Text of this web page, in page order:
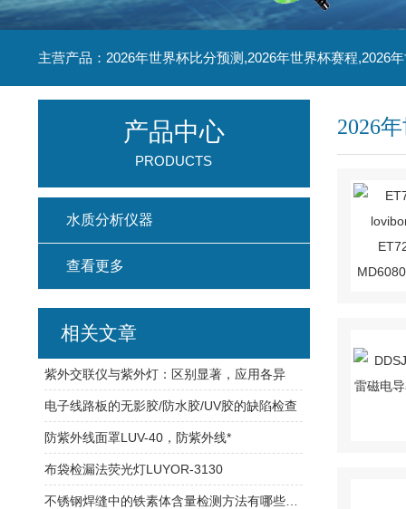
主营产品：2026年世界杯比分预测,2026年世界杯赛程,2026
2026
产品中心
PRODUCTS
水质分析仪器
查看更多
相关文章
紫外交联仪与紫外灯：区别显著，应用各异
电子线路板的无影胶/防水胶/UV胶的缺陷检查
防紫外线面罩LUV-40，防紫外线*
布袋检漏法荧光灯LUYOR-3130